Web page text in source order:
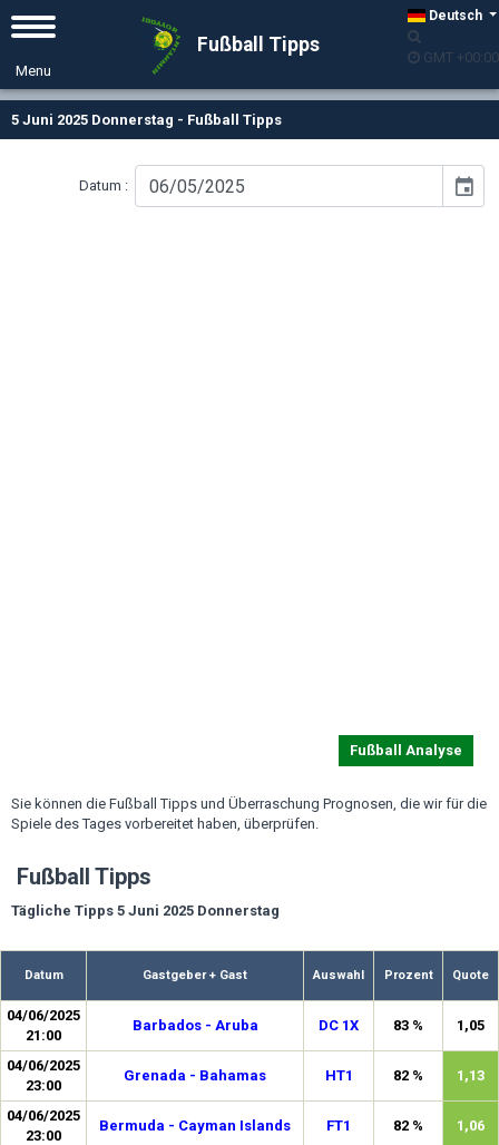
Deutsch
GMT +00:00
Fußball Tipps
5 Juni 2025 Donnerstag - Fußball Tipps
Datum : event
Fußball Analyse
Sie können die Fußball Tipps und Überraschung Prognosen, die wir für die
Spiele des Tages vorbereitet haben, überprüfen.
Fußball Tipps
Tägliche Tipps 5 Juni 2025 Donnerstag
Datum Gastgeber + Gast Auswahl Prozent Quote
04/06/2025
21:00
Barbados - Aruba DC 1X 83 % 1,05
04/06/2025
23:00
Grenada - Bahamas HT1 82 % 1,13
04/06/2025
23:00
Bermuda - Cayman Islands FT1 82 % 1,06